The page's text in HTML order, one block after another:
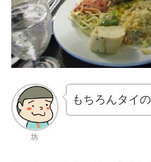
坊
もちろんタイ